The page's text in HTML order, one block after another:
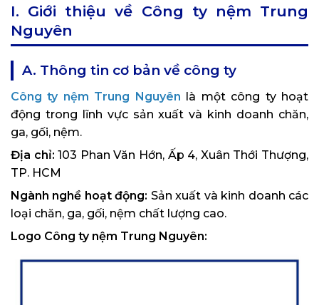
I. Giới thiệu về Công ty nệm Trung
Nguyên
A. Thông tin cơ bản về công ty
Công ty nệm Trung Nguyên là một công ty hoạt
động trong lĩnh vực sản xuất và kinh doanh chăn,
ga, gối, nệm.
Địa chỉ:103 Phan Văn Hớn, Ấp 4, Xuân Thới Thượng,
TP. HCM
Ngành nghề hoạt động: Sản xuất và kinh doanh các
loại chăn, ga, gối, nệm chất lượng cao.
Logo Công ty nệm Trung Nguyên: